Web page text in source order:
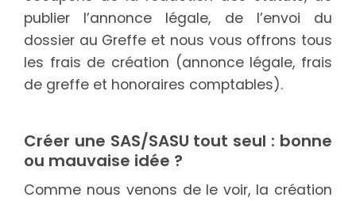
publier l’annonce légale, de l’envoi du
dossier au Greffe et nous vous offrons tous
les frais de création (annonce légale, frais
de greffe et honoraires comptables).
Créer une SAS/SASU tout seul : bonne
ou mauvaise idée ?
Comme nous venons de le voir, la création